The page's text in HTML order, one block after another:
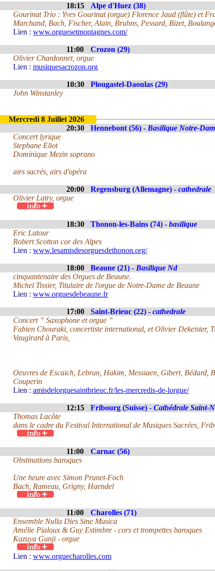
18:15 Alpe d'Huez (38)
Gourinat Trio : Yves Gourinat (orgue) Florence Jaud (flûte) et
Marchand, Bach, Fischer, Alain, Bruhns, Pessard, Bizet,
Lien : www.orguesetmontagnes.com/
11:00 Crozon (29)
Olivier Chardonnet, orgue
Lien : musiquesacrozon.org
10:30 Plougastel-Daoulas (29)
John Winstanley
Mercredi 8 Juillet 2026
20:30
Hennebont (56) - Basilique Notre-
Concert lyrique
Stephane Eliot
Dominique Mezin soprano
airs sacrés, airs d'opéra
20:00 Regensburg (Allemagne) - cathedrale
Olivier Latry, orgue
18:30 Thonon-les-Bains (74) - basilique
Eric Latour
Robert Scotton cor des Alpes
Lien : www.lesamisdesorguesdethonon.org/
18:00 Beaune (21) - Basilique Nd
cinquantenaire des Orgues de Beaune.
Michel Tissier, Titulaire de l'orgue de Notre-Dame de Beaune
Lien : www.orguesdebeaune.fr
17:00 Saint-Brieuc (22) - cathedrale
Concert ” Saxophone et orgue ”
Fabien Chouraki, concertiste international, et Olivier Dekeister,
Vaugirard à Paris,
Oeuvres de Escaich, Lebrun, Hakim, Messiaen, Gibert, Bédard,
Couperin
Lien : amisdelorguesaintbrieuc.fr/les-mercredis-de-lorgue/
12:15 Fribourg (Suisse) - Cathédrale Saint-
Thomas Lacôte
dans le cadre du Festival International de Musiques Sacrées,
11:00 Carnac (56)
Obstinations baroques
Une heure avec Simon Prunet-Foch
Bach, Rameau, Grigny, Haendel
11:00 Charolles (71)
Ensemble Nulla Dies Sine Musica
Amélie Pialoux & Guy Estimbre - cors et trompettes baroques
Kazuya Gunji - orgue
Lien : www.orguecharolles.com